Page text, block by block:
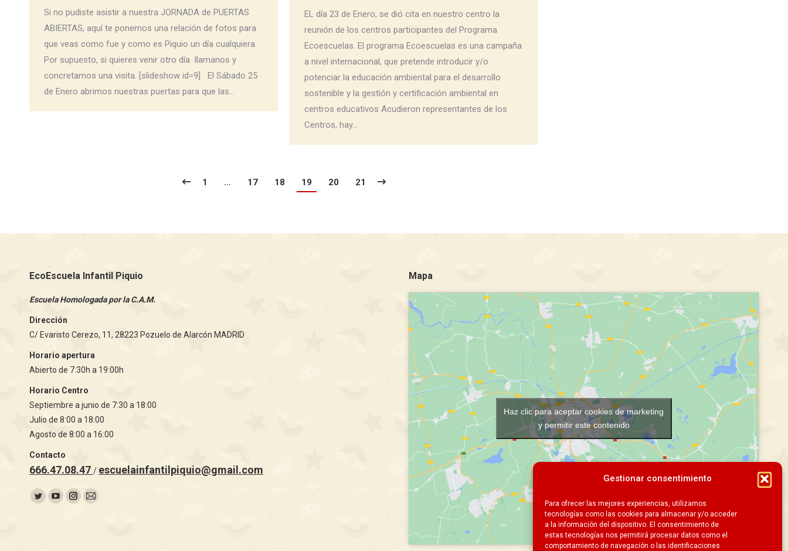
Gestionar consentimiento
Para ofrecer las mejores experiencias, utilizamos
tecnologías como las cookies para almacenar y/o acceder
a la información del dispositivo. El consentimiento de
estas tecnologías nos permitirá procesar datos como el
comportamiento de navegación o las identificaciones
Si no pudiste asistir a nuestra JORNADA de PUERTAS
ABIERTAS, aquí te ponemos una relación de fotos para
que veas como fue y como es Piquio un día cualquiera.
Por supuesto, si quieres venir otro día llamanos y
concretamos una visita. [slideshow id=9] El Sábado 25
de Enero abrimos nuestras puertas para que las…
EL día 23 de Enero, se dió cita en nuestro centro la
reunión de los centros participantes del Programa
Ecoescuelas. El programa Ecoescuelas es una campaña
a nivel internacional, que pretende introducir y/o
potenciar la educación ambiental para el desarrollo
sostenible y la gestión y certificación ambiental en
centros educativos Acudieron representantes de los
Centros, hay…
1 … 17 18 19 20 21
EcoEscuela Infantil Piquio
Escuela Homologada por la C.A.M.
Dirección
C/ Evaristo Cerezo, 11, 28223 Pozuelo de Alarcón MADRID
Horario apertura
Abierto de 7:30h a 19:00h
Horario Centro
Septiembre a junio de 7:30 a 18:00
Julio de 8:00 a 18:00
Agosto de 8:00 a 16:00
Contacto
666.47.08.47 / escuelainfantilpiquio@gmail.com
Encuéntranos en:
TwitterYouTubeInstagram
Mail
Mapa
Haz clic para aceptar cookies de marketing
y permitir este contenido